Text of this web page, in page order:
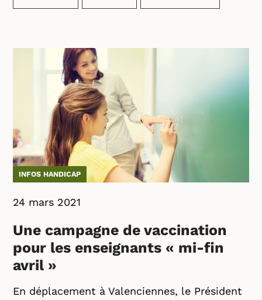
INFOS HANDICAP
24 mars 2021
Une campagne de vaccination
pour les enseignants « mi-fin
avril »
En déplacement à Valenciennes, le Président